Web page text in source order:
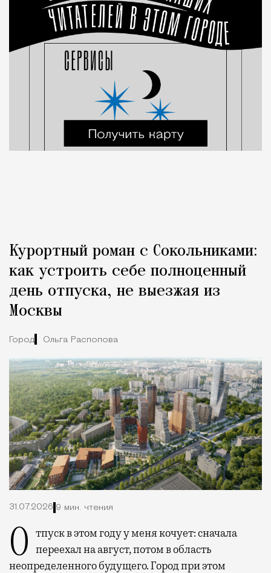
Курортный роман с Сокольниками:
как устроить себе полноценный
день отпуска, не выезжая из
Москвы
Город Ольга Распопова
31.07.2026 9 мин. чтения
Отпуск в этом году у меня кочует: сначала переехал на август, потом в область
неопределенного будущего. Город при этом